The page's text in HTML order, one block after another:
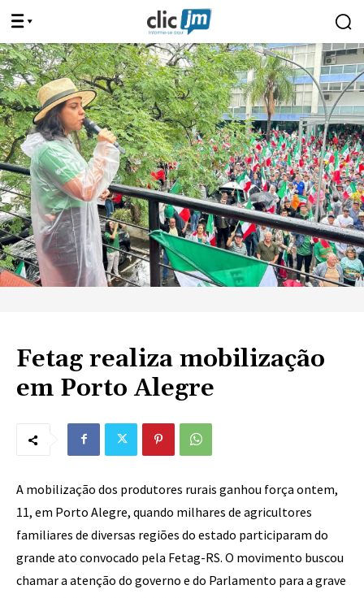
Fetag realiza mobilização
em Porto Alegre
A mobilização dos produtores rurais ganhou força ontem,
11, em Porto Alegre, quando milhares de agricultores
familiares de diversas regiões do estado participaram do
grande ato convocado pela Fetag-RS. O movimento buscou
chamar a atenção do governo e do Parlamento para a grave